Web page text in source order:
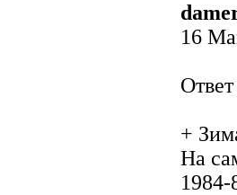
16
+
На
1984-